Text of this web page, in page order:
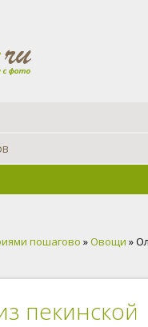
пошагово »Овощи »
пекинской